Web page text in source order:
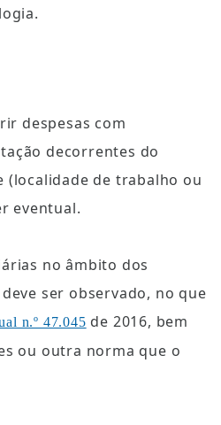
despesas com
decorrentes do
(localidade de trabalho ou
eventual.
no âmbito dos
ser observado, no que
n.º 47.045 de 2016, bem
ou outra norma que o